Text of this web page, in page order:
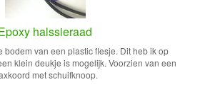
halssieraad
bodem van een plastic flesje. Dit heb ik op
klein deukje is mogelijk. Voorzien van een
met schuifknoop.